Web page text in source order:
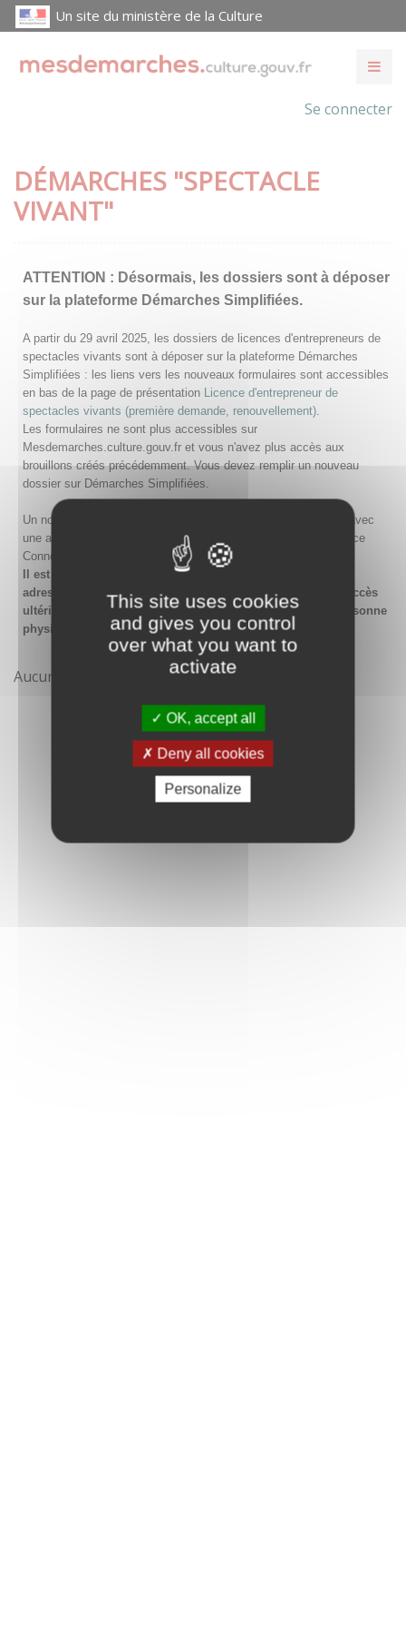
This site uses cookies
and gives you control
over what you want to
activate
OK, accept all
Deny all cookies
Personalize
Un site du ministère de la Culture
Se connecter
DÉMARCHES "SPECTACLE
VIVANT"
ATTENTION : Désormais, les dossiers sont à déposer
sur la plateforme Démarches Simplifiées.
A partir du 29 avril 2025, les dossiers de licences d'entrepreneurs de
spectacles vivants sont à déposer sur la plateforme Démarches
Simplifiées : les liens vers les nouveaux formulaires sont accessibles
en bas de la page de présentation Licence d'entrepreneur de
spectacles vivants (première demande, renouvellement).
Les formulaires ne sont plus accessibles sur
Mesdemarches.culture.gouv.fr et vous n'avez plus accès aux
brouillons créés précédemment. Vous devez remplir un nouveau
dossier sur Démarches Simplifiées.
Un nouveau compte doit être créé sur Démarches Simplifiées avec
une adresse email et un mot de passe, ou en passant par France
Connect.
Il est conseillé lors de la création du compte de saisir une
adresse email générique de l'organisme afin de garantir l'accès
ultérieur au compte même en cas de changement de la personne
physique gestionnaire.
Aucune démarche pour le moment